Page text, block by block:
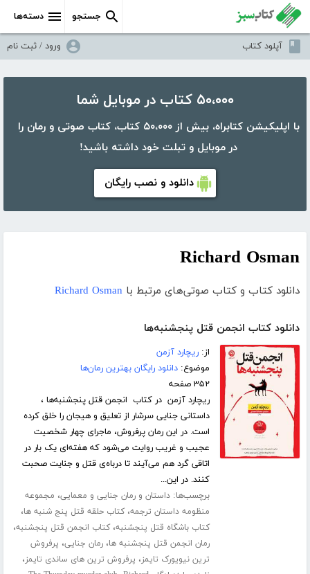
دسته‌ها جستجو
آپلود کتاب ورود / ثبت نام
۵۰،۰۰۰ کتاب در موبایل شما
با اپلیکیشن کتابراه، بیش از ۵۰،۰۰۰ کتاب، کتاب صوتی و رمان را
در موبایل و تبلت خود داشته باشید!
دانلود و نصب رایگان
Richard Osman
دانلود کتاب و کتاب صوتی‌های مرتبط با Richard Osman
دانلود کتاب انجمن قتل پنجشنبه‌ها
از:ریچارد آزمن
موضوع:دانلود رایگان بهترین رمان‌ها
۳۵۲ صفحه
ریچارد آزمن در کتاب انجمن قتل پنجشنبه‌ها ،
داستانی جنایی سرشار از تعلیق و هیجان را خلق کرده
است. در این رمان پرفروش، ماجرای چهار شخصیت
عجیب و غریب روایت می‌شود که هفته‌ای یک بار در
اتاقی گرد هم می‌آیند تا درباه‌ی قتل و جنایت صحبت
کنند. در این...
برچسب‌ها:داستان و رمان جنایی و معمایی، مجموعه
منظومه داستان ترجمه،کتاب حلقه قتل پنج شنبه ها،
کتاب باشگاه قتل پنجشنبه،کتاب انجمن قتل پنجشنبه،
رمان انجمن قتل پنجشنبه ها،رمان جنایی، پرفروش
ترین نیویورک تایمز، پرفروش ترین های ساندی تایمز،